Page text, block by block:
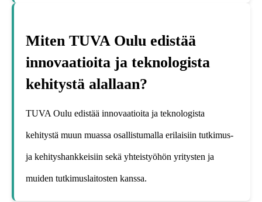
Miten TUVA Oulu edistää
innovaatioita ja teknologista
kehitystä alallaan?
TUVA Oulu edistää innovaatioita ja teknologista
kehitystä muun muassa osallistumalla erilaisiin tutkimus-
ja kehityshankkeisiin sekä yhteistyöhön yritysten ja
muiden tutkimuslaitosten kanssa.